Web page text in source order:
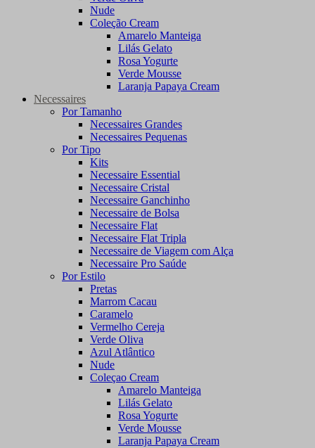
Nude
Coleção Cream
Amarelo Manteiga
Lilás Gelato
Rosa Yogurte
Verde Mousse
Laranja Papaya Cream
Necessaires
Por Tamanho
Necessaires Grandes
Necessaires Pequenas
Por Tipo
Kits
Necessaire Essential
Necessaire Cristal
Necessaire Ganchinho
Necessaire de Bolsa
Necessaire Flat
Necessaire Flat Tripla
Necessaire de Viagem com Alça
Necessaire Pro Saúde
Por Estilo
Pretas
Marrom Cacau
Caramelo
Vermelho Cereja
Verde Oliva
Azul Atlântico
Nude
Coleçao Cream
Amarelo Manteiga
Lilás Gelato
Rosa Yogurte
Verde Mousse
Laranja Papaya Cream